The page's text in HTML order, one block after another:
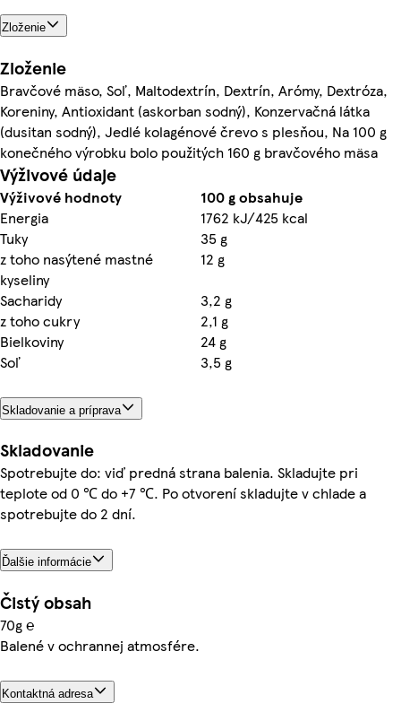
Zloženie
Zloženie
Bravčové mäso, Soľ, Maltodextrín, Dextrín, Arómy, Dextróza,
Koreniny, Antioxidant (askorban sodný), Konzervačná látka
(dusitan sodný), Jedlé kolagénové črevo s plesňou, Na 100 g
konečného výrobku bolo použitých 160 g bravčového mäsa
Výživové údaje
Výživové hodnoty
100 g obsahuje
Energia
1762 kJ/425 kcal
Tuky
35 g
z toho nasýtené mastné
kyseliny
12 g
Sacharidy
3,2 g
z toho cukry
2,1 g
Bielkoviny
24 g
Soľ
3,5 g
Skladovanie a príprava
Skladovanie
Spotrebujte do: viď predná strana balenia. Skladujte pri
teplote od 0 ℃ do +7 ℃. Po otvorení skladujte v chlade a
spotrebujte do 2 dní.
Ďalšie informácie
Čistý obsah
70g ℮
Balené v ochrannej atmosfére.
Kontaktná adresa